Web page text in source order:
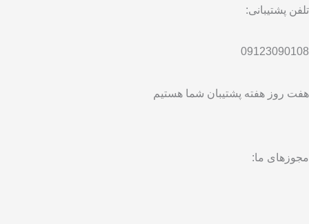
c
e
b
o
g
تلفن پشتیبانی:
09123090108
هفت روز هفته پشتیبان شما هستیم
مجوزهای ما: